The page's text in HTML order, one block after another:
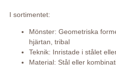
I sortimentet:
Mönster: Geometriska
hjärtan, tribal
Teknik: Inristade i stålet
Material: Stål eller